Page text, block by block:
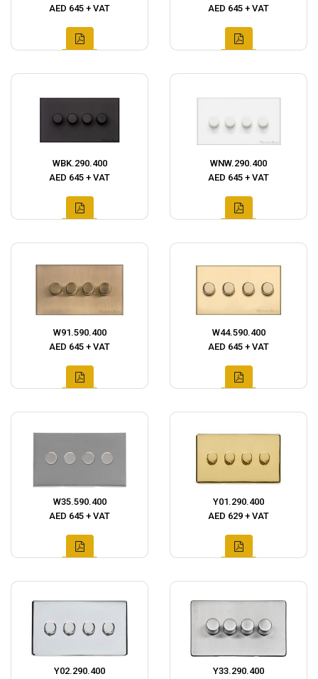
AED 645 + VAT
AED 645 + VAT
WBK.290.400
AED 645 + VAT
WNW.290.400
AED 645 + VAT
W91.590.400
AED 645 + VAT
W44.590.400
AED 645 + VAT
W35.590.400
AED 645 + VAT
Y01.290.400
AED 629 + VAT
Y02.290.400
Y33.290.400